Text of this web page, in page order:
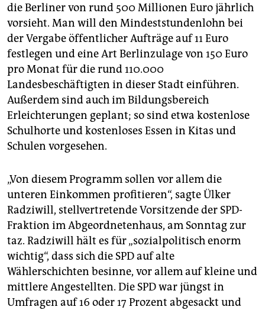
unterstützen
abo
genossenschaft
epaper login
die Berliner von rund 500 Millionen Euro jährlich
vorsieht. Man will den Mindeststundenlohn bei
der Vergabe öffentlicher Aufträge auf 11 Euro
festlegen und eine Art Berlinzulage von 150 Euro
pro Monat für die rund 110.000
Landesbeschäftigten in dieser Stadt einführen.
Außerdem sind auch im Bildungsbereich
Erleichterungen geplant; so sind etwa kostenlose
Schulhorte und kostenloses Essen in Kitas und
Schulen vorgesehen.
„Von diesem Programm sollen vor allem die
unteren Einkommen profitieren“, sagte Ülker
Radziwill, stellvertretende Vorsitzende der SPD-
Fraktion im Abgeordnetenhaus, am Sonntag zur
taz. Radziwill hält es für „sozialpolitisch enorm
wichtig“, dass sich die SPD auf alte
Wählerschichten besinne, vor allem auf kleine und
mittlere Angestellten. Die SPD war jüngst in
Umfragen auf 16 oder 17 Prozent abgesackt und